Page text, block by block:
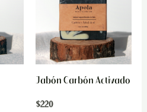
Jabón Carbón Activado
$220
Activado
cantidad